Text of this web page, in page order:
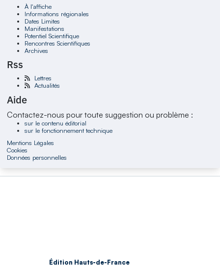
À l'affiche
Informations régionales
Dates Limites
Manifestations
Potentiel Scientifique
Rencontres Scientifiques
Archives
Rss
Lettres
Actualités
Aide
Contactez-nous pour toute suggestion ou problème :
sur le contenu éditorial
sur le fonctionnement technique
Mentions Légales
Cookies
Données personnelles
Édition Hauts-de-France